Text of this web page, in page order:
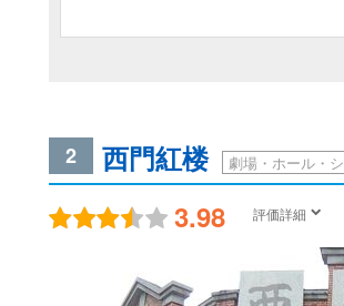
2 西門紅楼 劇場・ホール・
3.98 評価詳細